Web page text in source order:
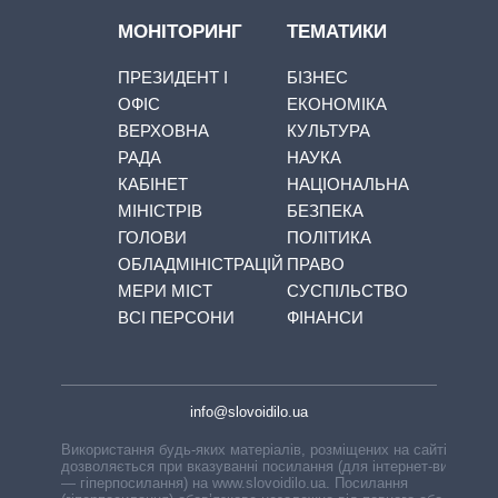
МОНІТОРИНГ
ПРЕЗИДЕНТ І
ОФІС
ВЕРХОВНА
РАДА
КАБІНЕТ
МІНІСТРІВ
ГОЛОВИ
ОБЛАДМІНІСТРАЦІЙ
МЕРИ МІСТ
ВСІ ПЕРСОНИ
ТЕМАТИКИ
БІЗНЕС
ЕКОНОМІКА
КУЛЬТУРА
НАУКА
НАЦІОНАЛЬНА
БЕЗПЕКА
ПОЛІТИКА
ПРАВО
СУСПІЛЬСТВО
ФІНАНСИ
info@slovoidilo.ua
Використання будь-яких матеріалів, розміщених на сайті,
дозволяється при вказуванні посилання (для інтернет-видань
— гіперпосилання) на www.slovoidilo.ua. Посилання